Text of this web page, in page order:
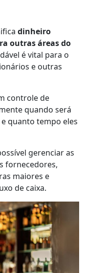
dinheiro
outras áreas do
é vital para o
e outras
controle de
quando será
quanto tempo eles
gerenciar as
fornecedores,
maiores e
de caixa.